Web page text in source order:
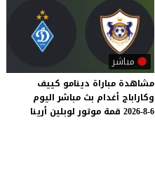
مباشر
مشاهدة مباراة دينامو كييف
وكاراباج أغدام بث مباشر اليوم
6-8-2026
قمة موتور لوبلين أرينا